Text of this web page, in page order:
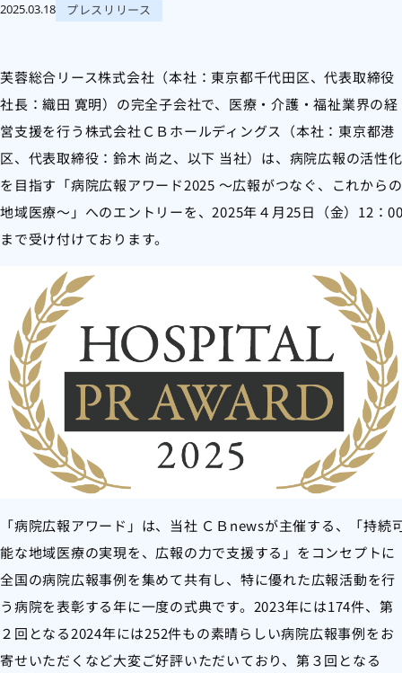
2025.03.18 プレスリリース
芙蓉総合リース株式会社（本社：東京都千代田区、代表取締役
社長：織田 寛明）の完全子会社で、医療・介護・福祉業界の経
営支援を行う株式会社ＣＢホールディングス（本社：東京都港
区、代表取締役：鈴木 尚之、以下 当社）は、病院広報の活性化
を目指す「病院広報アワード2025 ～広報がつなぐ、これからの
地域医療～」へのエントリーを、2025年４月25日（金）12：
まで受け付けております。
「病院広報アワード」は、当社 ＣＢnewsが主催する、「持続
能な地域医療の実現を、広報の力で支援する」をコンセプトに
全国の病院広報事例を集めて共有し、特に優れた広報活動を行
う病院を表彰する年に一度の式典です。2023年には174件、第
２回となる2024年には252件もの素晴らしい病院広報事例をお
寄せいただくなど大変ご好評いただいており、第３回となる